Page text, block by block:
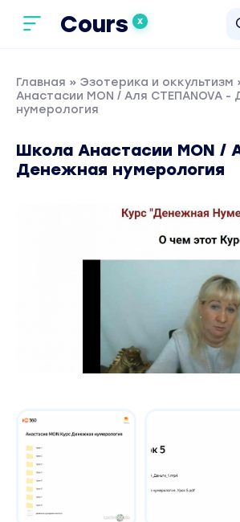
Cours X
Главная » Эзотерика и оккультизм
Анастасии MON / Аля СТЕПАNOVA
нумерология
Школа Анастасии MON /
Денежная нумерология